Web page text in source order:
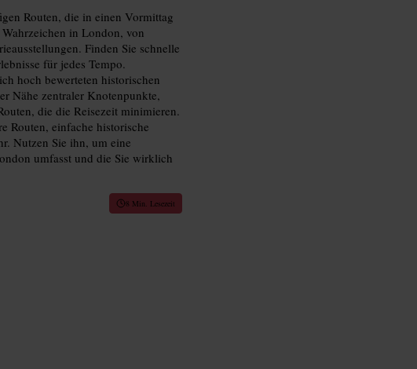
Routen, die in einen Vormittag
in London, von
Finden Sie schnelle
für jedes Tempo.
hoch bewerteten historischen
Nähe zentraler Knotenpunkte,
die die Reisezeit minimieren.
Routen, einfache historische
Nutzen Sie ihn, um eine
umfasst und die Sie wirklich
8 Min. Lesezeit